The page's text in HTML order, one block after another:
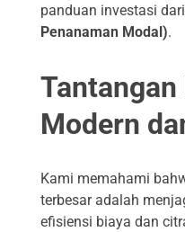
panduan investasi dari
Penanaman Modal).
Modern
Kami memahami
terbesar adalah
efisiensi biaya dan